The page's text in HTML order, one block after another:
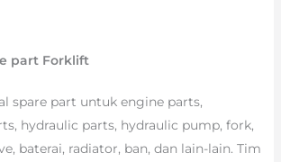
part Forklift
spare part untuk engine parts,
hydraulic parts, hydraulic pump, fork,
baterai, radiator, ban, dan lain-lain. Tim